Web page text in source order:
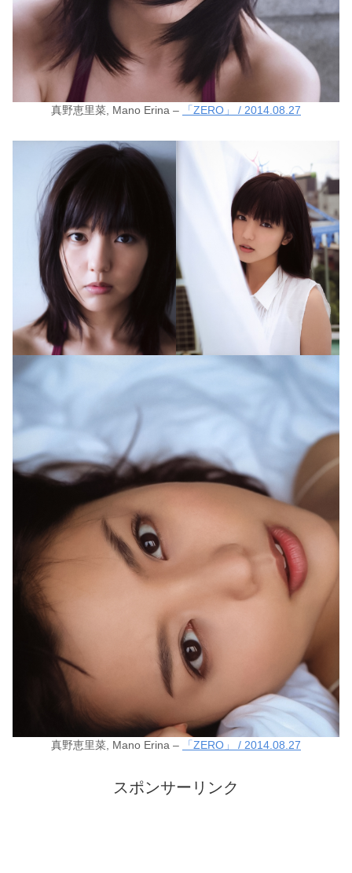
真野恵里菜, Mano Erina – 「ZERO」 / 2014.08.27
真野恵里菜, Mano Erina – 「ZERO」 / 2014.08.27
スポンサーリンク